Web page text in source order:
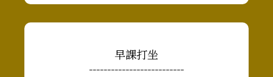
早課打坐
--------------------------